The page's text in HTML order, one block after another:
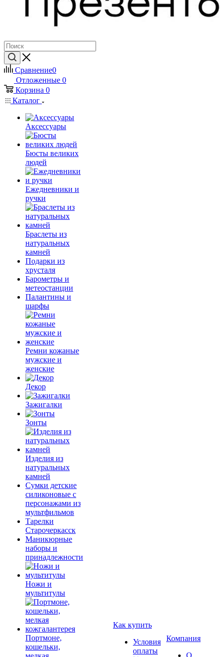
Сравнение0
Отложенные 0
Корзина 0
Каталог
Аксессуары
Бюсты великих
людей
Ежедневники и
ручки
Браслеты из
натуральных
камней
Подарки из
хрусталя
Барометры и
метеостанции
Палантины и
шарфы
Ремни кожаные
мужские и
женские
Декор
Зажигалки
Зонты
Изделия из
натуральных
камней
Сумки детские
силиконовые с
персонажами из
мультфильмов
Тарелки
Старочеркасск
Маникюрные
наборы и
принадлежности
Ножи и
мультитулы
Портмоне,
кошельки,
Как купить
Условия
оплаты
Компания
О